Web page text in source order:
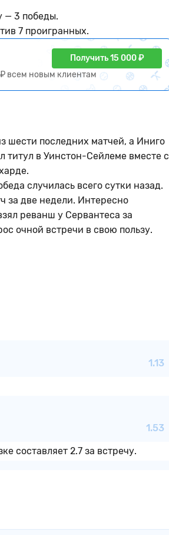
— 3 победы.
7 проигранных.
Получить 15 000 ₽
всем новым клиентам
шести последних матчей, а Иниго
титул в Уинстон-Сейлеме вместе с
случилась всего сутки назад.
за две недели. Интересно
реванш у Сервантеса за
очной встречи в свою пользу.
1.13
1.53
составляет 2.7 за встречу.